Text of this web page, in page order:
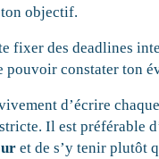
objectif.
fixer des deadlines
pouvoir constater ton
d’écrire
Il est préférable
et de s’y tenir plutôt